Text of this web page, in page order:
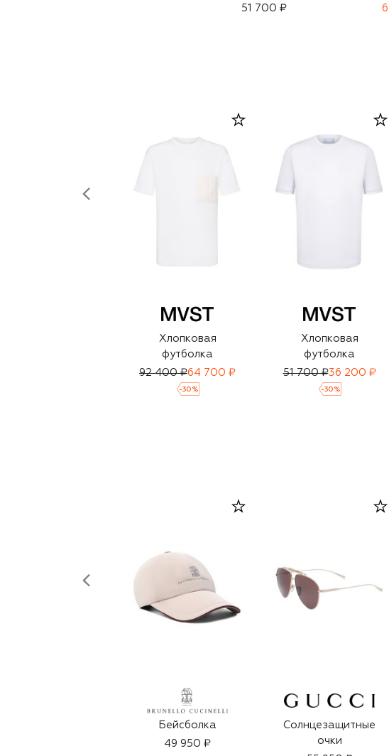
51 700 ₽
Хлопковая
футболка
92 400 ₽64 700 ₽
-30 %
Хлопковая
футболка
51 700 ₽36 200 ₽
-30 %
Бейсболка
49 950 ₽
Солнцезащитные
очки